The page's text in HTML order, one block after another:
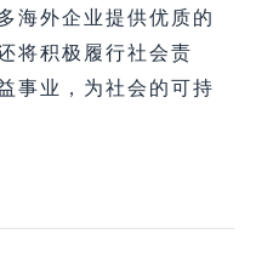
海外企业提供优质的
将积极履行社会责
事业，为社会的可持